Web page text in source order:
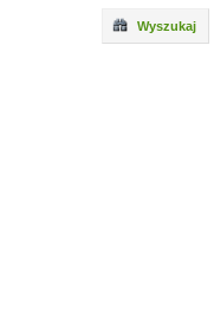
Wyszukaj